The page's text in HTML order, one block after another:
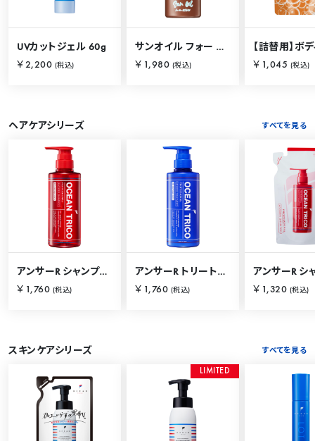
UVカットジェル 60g
￥2,200 (税込)
サンオイル フォー ザ オーシャン 120ml
￥1,980 (税込) ￥1,045 (税込)
ヘアケアシリーズ すべてを見る
アンサーR シャンプー 400mL
￥1,760 (税込)
アンサーR トリートメント 400mL
￥1,760 (税込) ￥1,320 (税込)
スキンケアシリーズ すべてを見る
L M TE D